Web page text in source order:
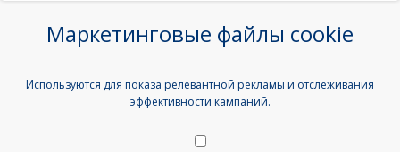
Маркетинговые файлы cookie
Используются для показа релевантной рекламы и отслеживания
эффективности кампаний.